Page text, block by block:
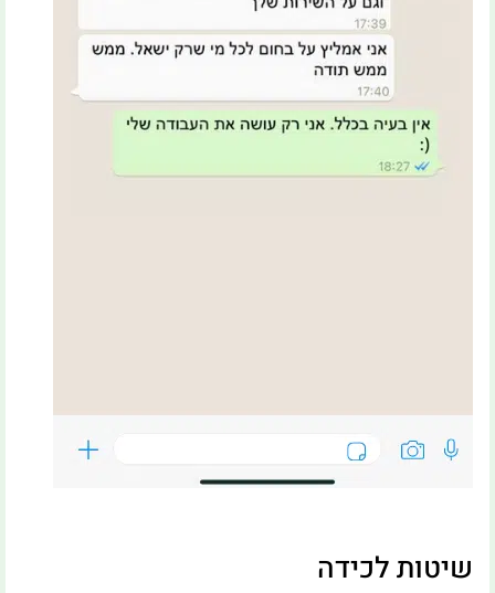
שיטות לכידה